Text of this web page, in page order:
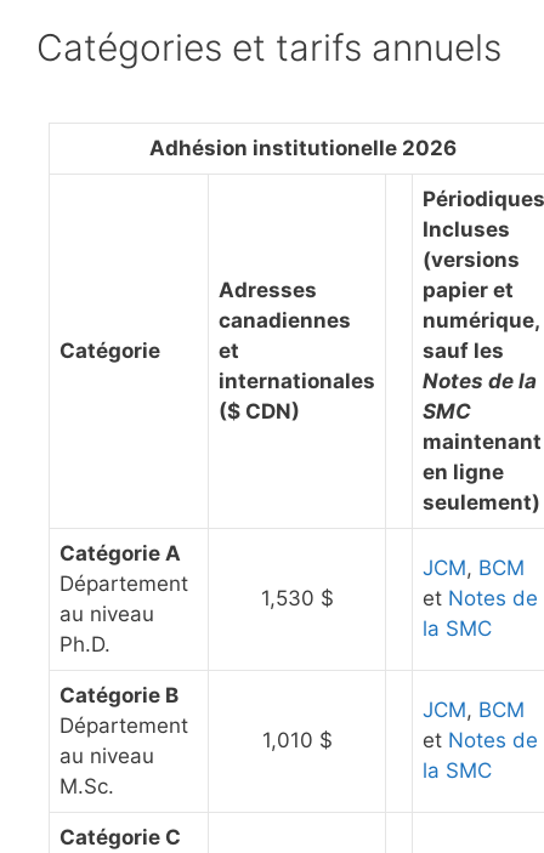
Catégories et tarifs annuels
Adhésion institutionelle 2026
Catégorie
Adresses
canadiennes
et
internationales
($ CDN)
Périodiques
Incluses
(versions
papier et
numérique,
sauf les
Notes de la
SMC
maintenant
en ligne
seulement)
Catégorie A
Département
au niveau
Ph.D.
1,530 $
JCM, BCM
et Notes de
la SMC
Catégorie B
Département
au niveau
M.Sc.
1,010 $
JCM, BCM
et Notes de
la SMC
Catégorie C